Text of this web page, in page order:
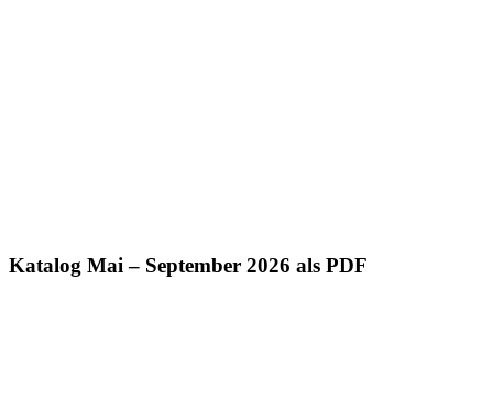
Katalog Mai – September 2026 als PDF